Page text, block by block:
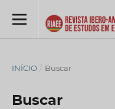
INÍCIO / Buscar
Buscar